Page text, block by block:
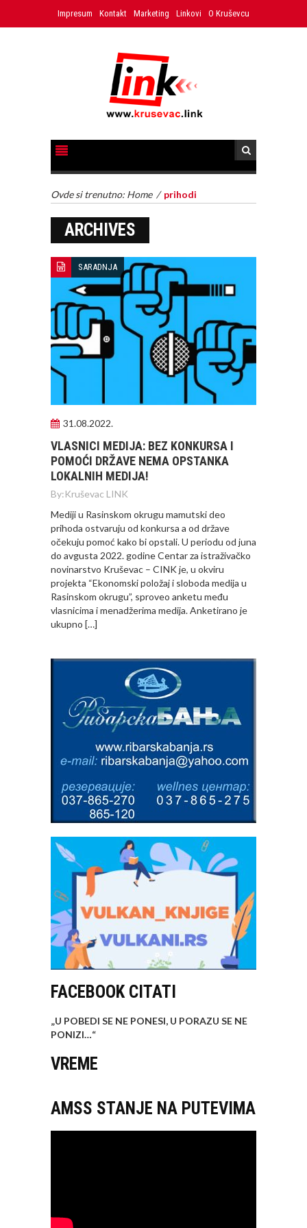
Impresum Kontakt Marketing Linkovi O Kruševcu
Ovde si trenutno: Home / prihodi
ARCHIVES
SARADNJA
31.08.2022.
VLASNICI MEDIJA: BEZ KONKURSA I
POMOĆI DRŽAVE NEMA OPSTANKA
LOKALNIH MEDIJA!
By:Kruševac LINK
Mediji u Rasinskom okrugu mamutski deo
prihoda ostvaruju od konkursa a od države
očekuju pomoć kako bi opstali. U periodu od juna
do avgusta 2022. godine Centar za istraživačko
novinarstvo Kruševac – CINK je, u okviru
projekta “Ekonomski položaj i sloboda medija u
Rasinskom okrugu”, sproveo anketu među
vlasnicima i menadžerima medija. Anketirano je
ukupno […]
FACEBOOK CITATI
„U POBEDI SE NE PONESI, U PORAZU SE NE
PONIZI…“
VREME
AMSS STANJE NA PUTEVIMA